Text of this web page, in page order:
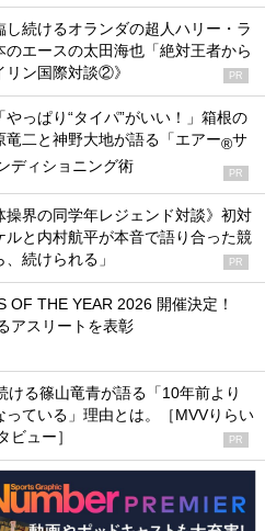
し続けるオランダの超人ハリー・ラ
のエースの太田海也「絶対王者から
リン国際対談②》
PR
やっぱり“タイパ”がいい！」箱根の
竜二と神野大地が語る「エアー®サ
ディショニング術 PR
操界の同学年レジェンド対談》初対
ルと内村航平が本音で語り合った競
続けられる」
PR
OF THE YEAR 2026 開催決定！
アスリートを表彰
ける篠山竜青が語る「10年前より
っている」理由とは。［MVVりらい
ビュー］
PR